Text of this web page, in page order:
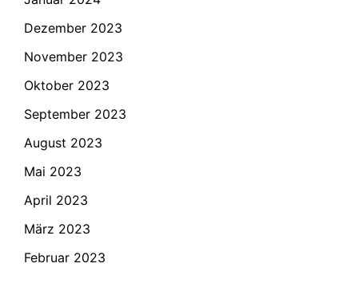
Dezember 2023
November 2023
Oktober 2023
September 2023
August 2023
Mai 2023
April 2023
März 2023
Februar 2023